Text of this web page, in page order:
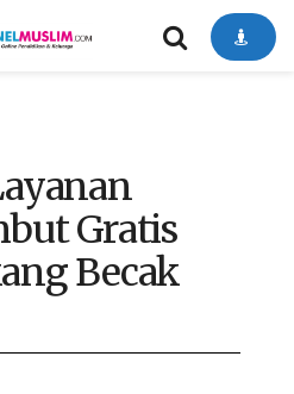
Gratis
Becak